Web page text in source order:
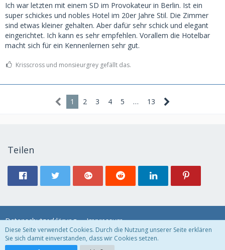
Ich war letzten mit einem SD im Provokateur in Berlin. Ist ein
super schickes und nobles Hotel im 20er Jahre Stil. Die Zimmer
sind etwas kleiner gehalten. Aber dafür sehr schick und elegant
eingerichtet. Ich kann es sehr empfehlen. Vorallem die Hotelbar
macht sich für ein Kennenlernen sehr gut.
Krisscross und monsieurgrey gefällt das.
1 2 3 4 5 … 13
Teilen
Datenschutzerklärung Impressum
Diese Seite verwendet Cookies. Durch die Nutzung unserer Seite erklären
Sie sich damit einverstanden, dass wir Cookies setzen.